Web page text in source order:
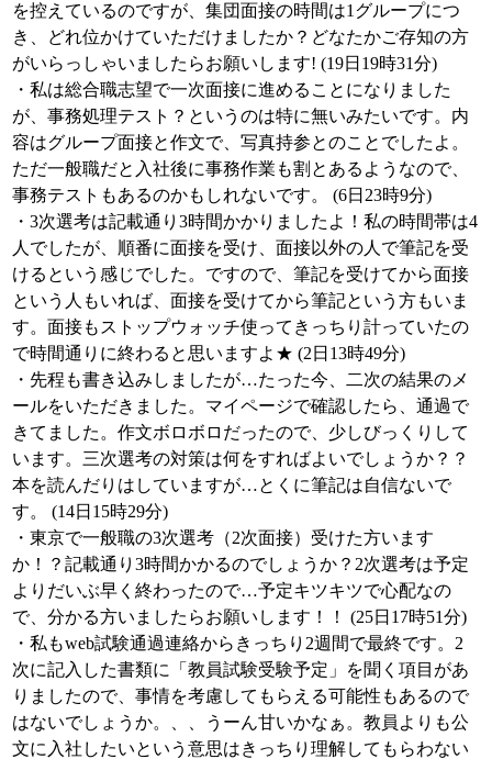
を控えているのですが、集団面接の時間は1グループにつ
き、どれ位かけていただけましたか？どなたかご存知の方
がいらっしゃいましたらお願いします! (19日19時31分)
・私は総合職志望で一次面接に進めることになりました
が、事務処理テスト？というのは特に無いみたいです。内
容はグループ面接と作文で、写真持参とのことでしたよ。
ただ一般職だと入社後に事務作業も割とあるようなので、
事務テストもあるのかもしれないです。 (6日23時9分)
・3次選考は記載通り3時間かかりましたよ！私の時間帯は4
人でしたが、順番に面接を受け、面接以外の人で筆記を受
けるという感じでした。ですので、筆記を受けてから面接
という人もいれば、面接を受けてから筆記という方もいま
す。面接もストップウォッチ使ってきっちり計っていたの
で時間通りに終わると思いますよ★ (2日13時49分)
・先程も書き込みしましたが…たった今、二次の結果のメ
ールをいただきました。マイページで確認したら、通過で
きてました。作文ボロボロだったので、少しびっくりして
います。三次選考の対策は何をすればよいでしょうか？？
本を読んだりはしていますが…とくに筆記は自信ないで
す。 (14日15時29分)
・東京で一般職の3次選考（2次面接）受けた方います
か！？記載通り3時間かかるのでしょうか？2次選考は予定
よりだいぶ早く終わったので…予定キツキツで心配なの
で、分かる方いましたらお願いします！！ (25日17時51分)
・私もweb試験通過連絡からきっちり2週間で最終です。2
次に記入した書類に「教員試験受験予定」を聞く項目があ
りましたので、事情を考慮してもらえる可能性もあるので
はないでしょうか。、、うーん甘いかなぁ。教員よりも公
文に入社したいという意思はきっちり理解してもらわない